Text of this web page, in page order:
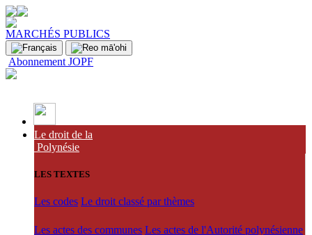
MARCHÉS PUBLICS
Abonnement JOPF
Le droit de la
Polynésie
LES TEXTES
Les codes Le droit classé par thèmes
Les actes des communes Les actes de l'Autorité polynésienne